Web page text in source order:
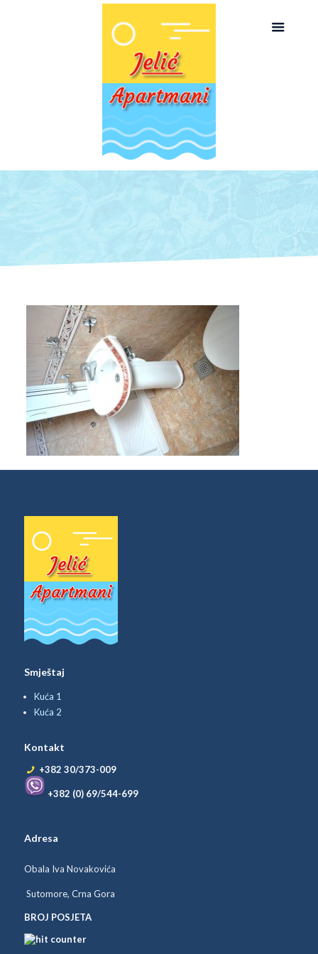
Smještaj
Kuća 1
Kuća 2
Kontakt
+382 30/373-009
+382 (0) 69/544-699
Adresa
Obala Iva Novakovića
Sutomore, Crna Gora
BROJ POSJETA